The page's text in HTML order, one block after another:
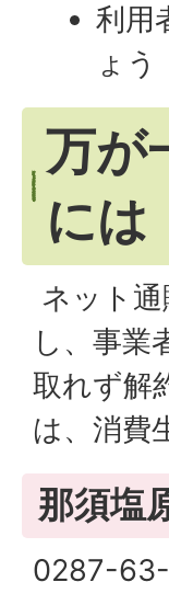
利用
ょう
万が
には
ネット
し、事業
取れず解
は、消費
那須塩
0287-